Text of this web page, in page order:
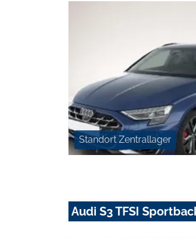
Standort Zentrallager
Audi S3 TFSI